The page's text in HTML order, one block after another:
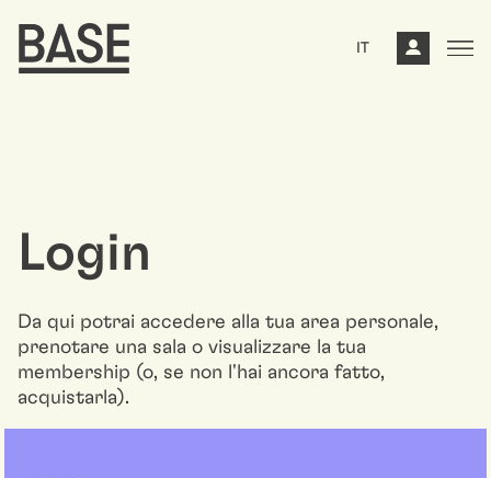
IT
Login
Da qui potrai accedere alla tua area personale,
prenotare una sala o visualizzare la tua
membership (o, se non l'hai ancora fatto,
acquistarla).